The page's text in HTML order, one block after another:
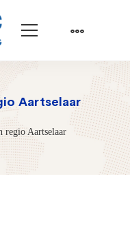
Aartselaar
regio Aartselaar